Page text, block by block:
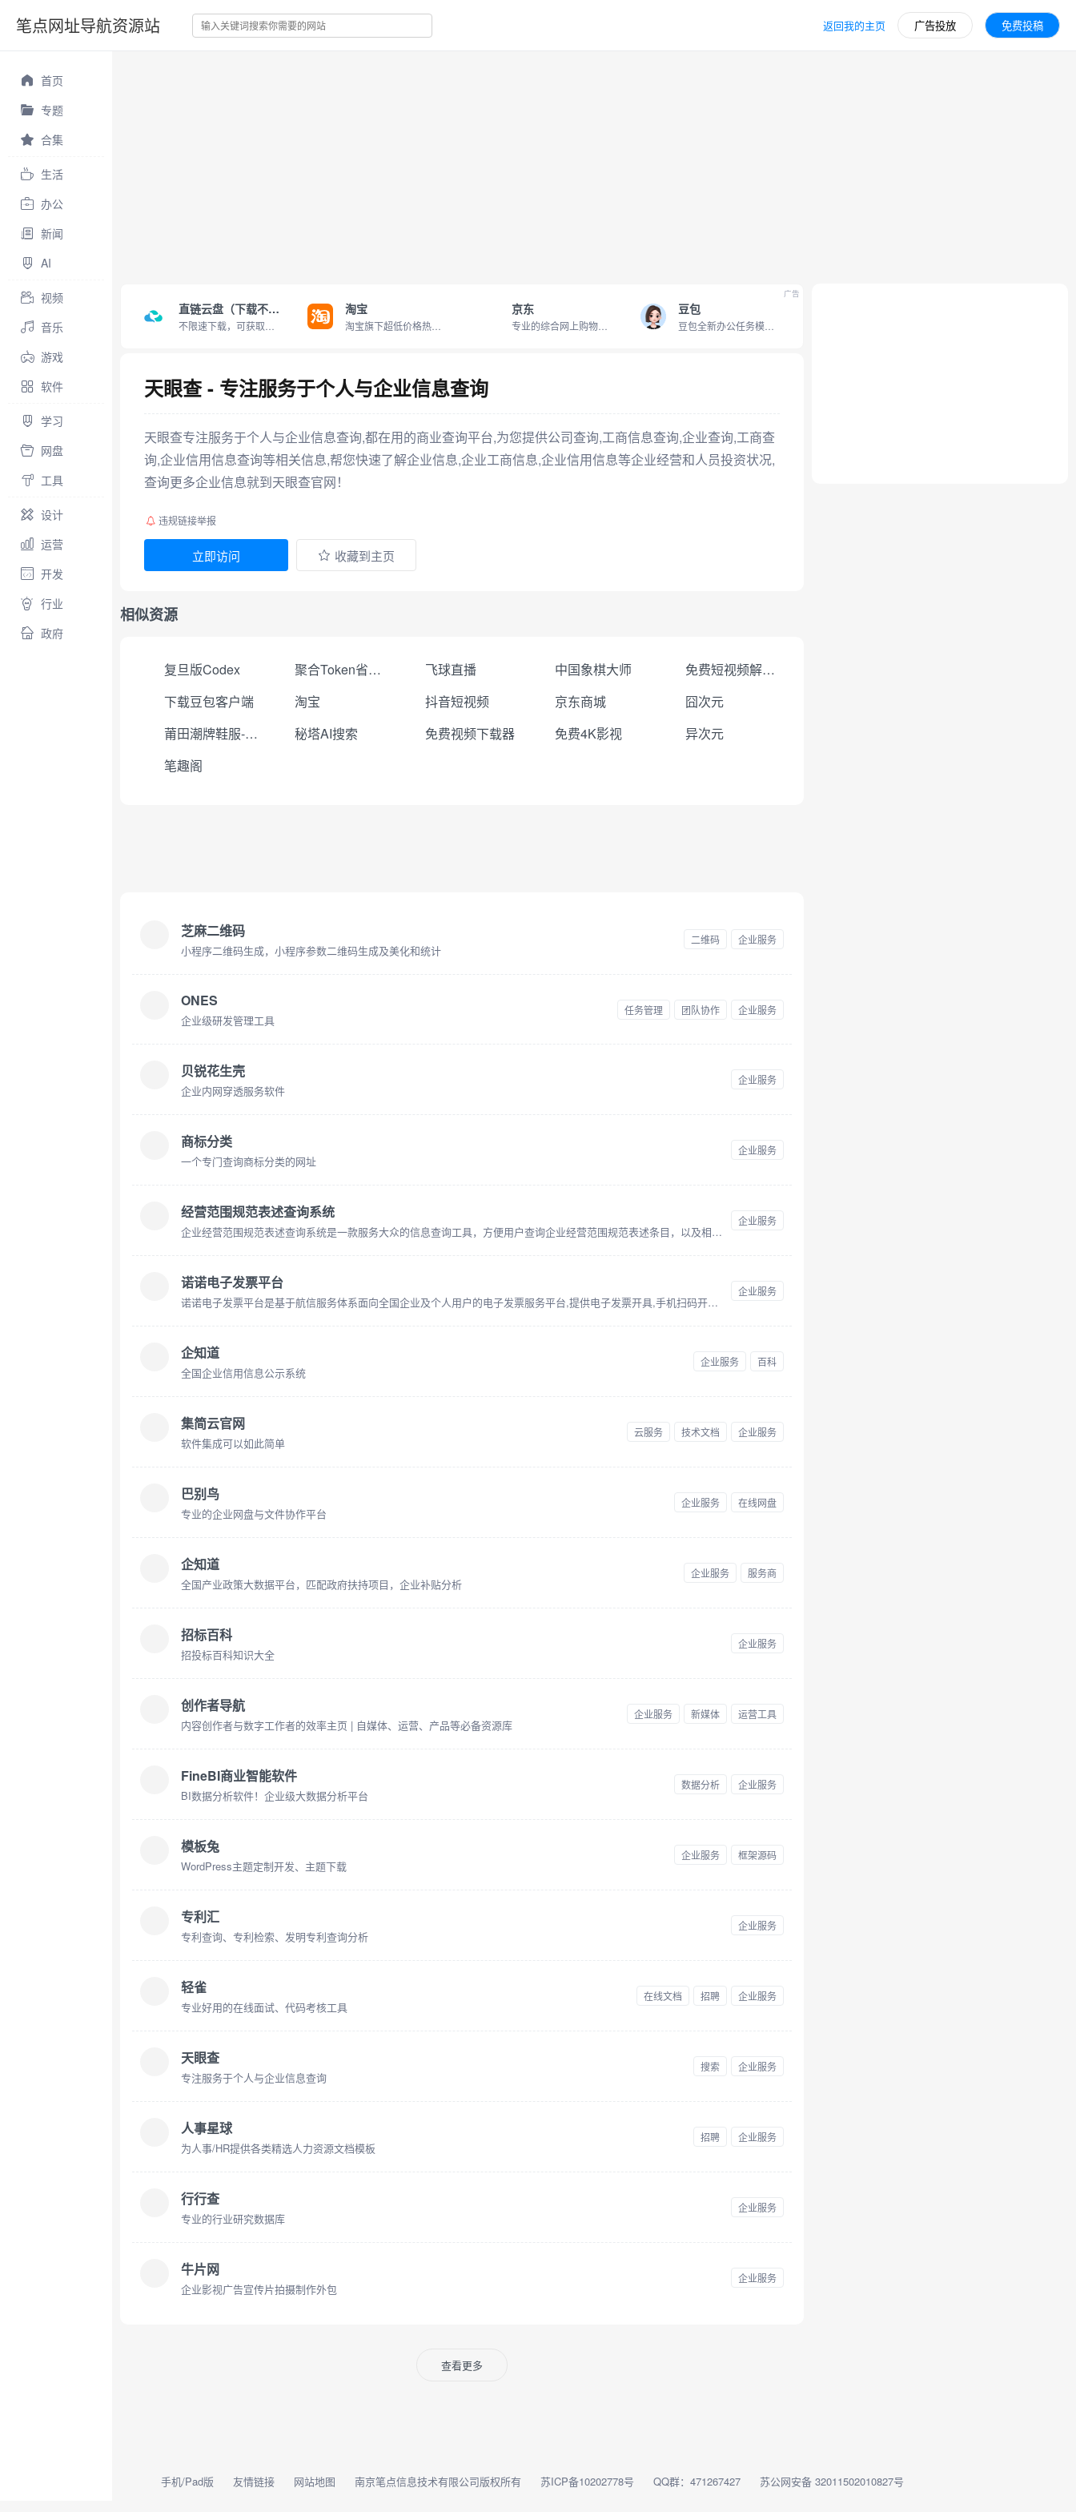
笔点网址导航资源站 返回我的主页 广告投放 免费投稿
首页
专题
合集
生活
办公
新闻
AI
视频
音乐
游戏
软件
学习
网盘
工具
设计
运营
开发
行业
政府
直链云盘（下载不限速） 淘宝 京东 豆包
广告
天眼查 - 专注服务于个人与企业信息查询
天眼查专注服务于个人与企业信息查询,都在用的商业查询平台,为您提供公司查询,工商信息查询,企业查询,工商查
询,企业信用信息查询等相关信息,帮您快速了解企业信息,企业工商信息,企业信用信息等企业经营和人员投资状况,
查询更多企业信息就到天眼查官网！
违规链接举报
立即访问 收藏到主页
相似资源
复旦版Codex 聚合Token省钱省心 飞球直播 中国象棋大师
免费短视频解析下载
下载豆包客户端
淘宝 抖音短视频 京东商城
囧次元
莆田潮牌鞋服-工厂直销
秘塔AI搜索 免费视频下载器 免费4K影视
异次元
笔趣阁
芝麻二维码
小程序二维码生成，小程序参数二维码生成及美化和统计
二维码 企业服务
ONES
企业级研发管理工具
任务管理 团队协作 企业服务
贝锐花生壳
企业内网穿透服务软件
企业服务
商标分类
一个专门查询商标分类的网址
企业服务
经营范围规范表述查询系统
企业经营范围规范表述查询系统是一款服务大众的信息查询工具，方便用户查询企业经营范围规范表述条目，以及相关联的行政许可事项、政策法规、主管部门等内容。
企业服务
诺诺电子发票平台
诺诺电子发票平台是基于航信服务体系面向全国企业及个人用户的电子发票服务平台,提供电子发票开具,手机扫码开票,进项发票管理系统,流转和交付等功能.诺诺电子发票平台应用了极速开票,智能编码等智能应用,提供多种发票开具方式,为企业用户提供优质的开票体验.
企业服务
企知道
全国企业信用信息公示系统
企业服务 百科
集简云官网
软件集成可以如此简单
云服务 技术文档 企业服务
巴别鸟
专业的企业网盘与文件协作平台
企业服务 在线网盘
企知道
全国产业政策大数据平台，匹配政府扶持项目，企业补贴分析
企业服务 服务商
招标百科
招投标百科知识大全
企业服务
创作者导航
内容创作者与数字工作者的效率主页 | 自媒体、运营、产品等必备资源库
企业服务 新媒体 运营工具
FineBI商业智能软件
BI数据分析软件！企业级大数据分析平台
数据分析 企业服务
模板兔
WordPress主题定制开发、主题下载
企业服务 框架源码
专利汇
专利查询、专利检索、发明专利查询分析
企业服务
轻雀
专业好用的在线面试、代码考核工具
在线文档 招聘 企业服务
天眼查
专注服务于个人与企业信息查询
搜索 企业服务
人事星球
为人事/HR提供各类精选人力资源文档模板
招聘 企业服务
行行查
专业的行业研究数据库
企业服务
牛片网
企业影视广告宣传片拍摄制作外包
企业服务
查看更多
手机/Pad版 友情链接 网站地图 南京笔点信息技术有限公司版权所有 苏ICP备10202778号 QQ群：471267427 苏公网安备 32011502010827号